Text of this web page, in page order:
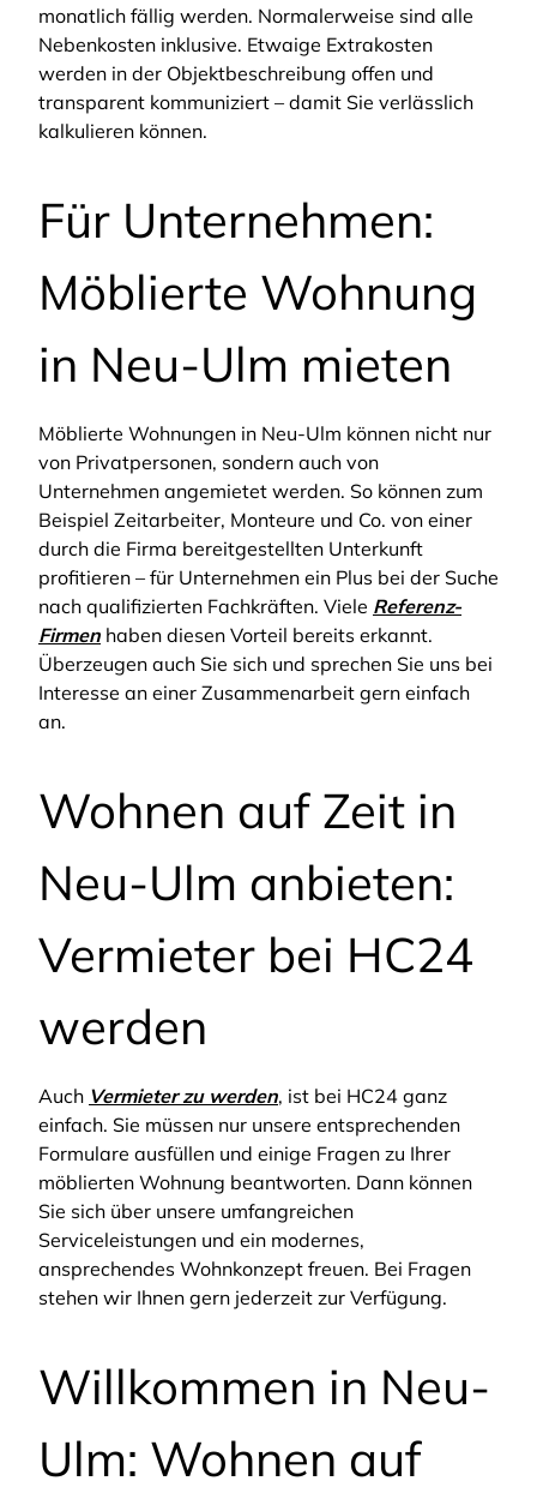
monatlich fällig werden. Normalerweise sind alle
Nebenkosten inklusive. Etwaige Extrakosten
werden in der Objektbeschreibung offen und
transparent kommuniziert – damit Sie verlässlich
kalkulieren können.
Für Unternehmen:
Möblierte Wohnung
in Neu-Ulm mieten
Möblierte Wohnungen in Neu-Ulm können nicht nur
von Privatpersonen, sondern auch von
Unternehmen angemietet werden. So können zum
Beispiel Zeitarbeiter, Monteure und Co. von einer
durch die Firma bereitgestellten Unterkunft
profitieren – für Unternehmen ein Plus bei der Suche
nach qualifizierten Fachkräften. Viele Referenz-
Firmen haben diesen Vorteil bereits erkannt.
Überzeugen auch Sie sich und sprechen Sie uns bei
Interesse an einer Zusammenarbeit gern einfach
an.
Wohnen auf Zeit in
Neu-Ulm anbieten:
Vermieter bei HC24
werden
Auch Vermieter zu werden, ist bei HC24 ganz
einfach. Sie müssen nur unsere entsprechenden
Formulare ausfüllen und einige Fragen zu Ihrer
möblierten Wohnung beantworten. Dann können
Sie sich über unsere umfangreichen
Serviceleistungen und ein modernes,
ansprechendes Wohnkonzept freuen. Bei Fragen
stehen wir Ihnen gern jederzeit zur Verfügung.
Willkommen in Neu-
Ulm: Wohnen auf